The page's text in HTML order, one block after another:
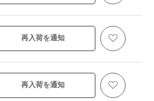
再入荷を通知
再入荷を通知